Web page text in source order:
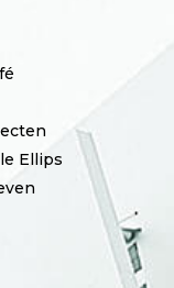
Ellips